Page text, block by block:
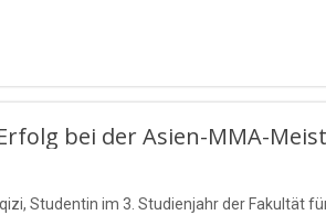
bei der Asien-MMA-
Studentin im 3. Studienjahr der Fakultät